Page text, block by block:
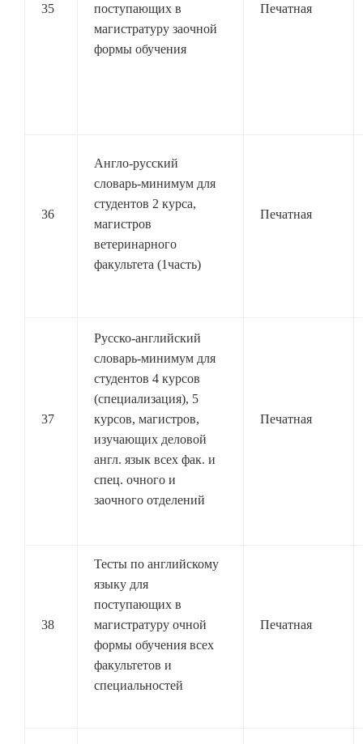
35
поступающих в
магистратуру заочной
формы обучения
Печатная
36
Англо-русский
словарь-минимум для
студентов 2 курса,
магистров
ветеринарного
факультета (1часть)
Печатная
37
Русско-английский
словарь-минимум для
студентов 4 курсов
(специализация), 5
курсов, магистров,
изучающих деловой
англ. язык всех фак. и
спец. очного и
заочного отделений
Печатная
38
Тесты по английскому
языку для
поступающих в
магистратуру очной
формы обучения всех
факультетов и
специальностей
Печатная